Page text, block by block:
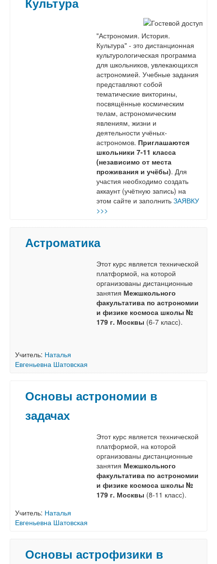
"Астрономия. История.
Культура" - это дистанционная
культурологическая программа
для школьников, увлекающихся
астрономией. Учебные задания
представляют собой
тематические викторины,
посвящённые космическим
телам, астрономическим
явлениям, жизни и
деятельности учёных-
астрономов. Приглашаются
школьники 7-11 класса
(независимо от места
проживания и учёбы). Для
участия необходимо создать
аккаунт (учётную запись) на
этом сайте и заполнитьЗАЯВКУ
>>>
Астроматика
Этот курс является технической
платформой, на которой
организованы дистанционные
занятия Межшкольного
факультатива по астрономии
и физике космоса школы №
179 г. Москвы (6-7 класс).
Учитель: Наталья
Евгеньевна Шатовская
Основы астрономии в
задачах
Этот курс является технической
платформой, на которой
организованы дистанционные
занятия Межшкольного
факультатива по астрономии
и физике космоса школы №
179 г. Москвы (8-11 класс).
Учитель: Наталья
Евгеньевна Шатовская
Основы астрофизики в